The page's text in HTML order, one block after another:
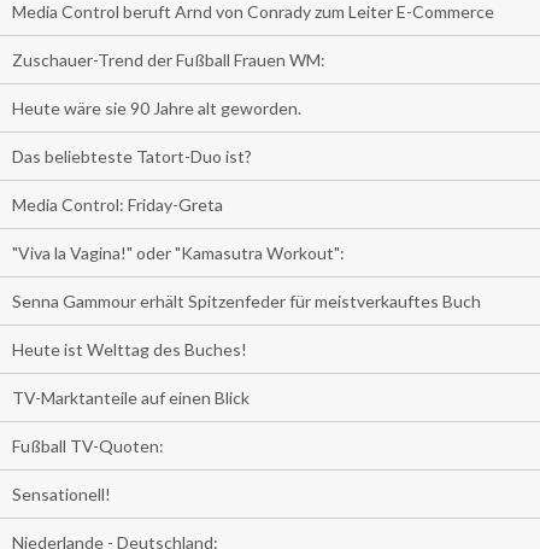
Media Control beruft Arnd von Conrady zum Leiter E-Commerce
Zuschauer-Trend der Fußball Frauen WM:
Heute wäre sie 90 Jahre alt geworden.
Das beliebteste Tatort-Duo ist?
Media Control: Friday-Greta
"Viva la Vagina!" oder "Kamasutra Workout":
Senna Gammour erhält Spitzenfeder für meistverkauftes Buch
Heute ist Welttag des Buches!
TV-Marktanteile auf einen Blick
Fußball TV-Quoten:
Sensationell!
Niederlande - Deutschland: